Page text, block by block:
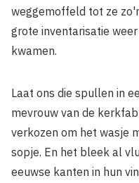
weggemoffeld tot ze
grote inventarisatie
kwamen.
Laat ons die spullen in
mevrouw van de
verkozen om het wasje
sopje. En het bleek al
eeuwse kanten in hun